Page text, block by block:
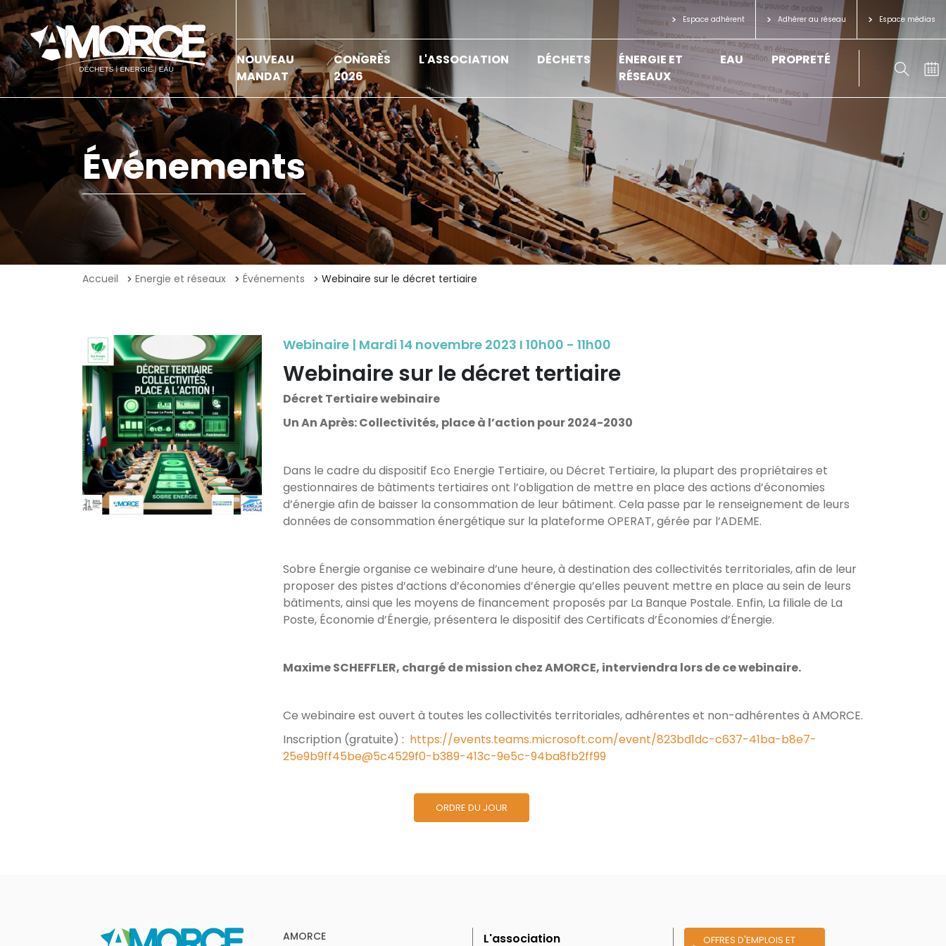
Espace adhérent Adhérer au réseau Espace médias
NOUVEAU
MANDAT
CONGRÈS
2026
L'ASSOCIATION DÉCHETS
ÉNERGIE ET
RÉSEAUX
EAU PROPRETÉ
Événements
Accueil Energie et réseaux Événements Webinaire sur le décret tertiaire
Webinaire | Mardi 14 novembre 2023 I 10h00 - 11h00
Webinaire sur le décret tertiaire
Décret Tertiaire webinaire
Un An Après: Collectivités, place à l’action pour 2024-2030
Dans le cadre du dispositif Eco Energie Tertiaire, ou Décret Tertiaire, la plupart des propriétaires et
gestionnaires de bâtiments tertiaires ont l’obligation de mettre en place des actions d’économies
d’énergie afin de baisser la consommation de leur bâtiment. Cela passe par le renseignement de leurs
données de consommation énergétique sur la plateforme OPERAT, gérée par l’ADEME.
Sobre Énergie organise ce webinaire d’une heure, à destination des collectivités territoriales, afin de leur
proposer des pistes d’actions d’économies d’énergie qu’elles peuvent mettre en place au sein de leurs
bâtiments, ainsi que les moyens de financement proposés par La Banque Postale. Enfin, La filiale de La
Poste, Économie d’Énergie, présentera le dispositif des Certificats d’Économies d’Énergie.
Maxime SCHEFFLER, chargé de mission chez AMORCE, interviendra lors de ce webinaire.
Ce webinaire est ouvert à toutes les collectivités territoriales, adhérentes et non-adhérentes à AMORCE.
Inscription (gratuite) : https://events.teams.microsoft.com/event/823bd1dc-c637-41ba-b8e7-
25e9b9ff45be@5c4529f0-b389-413c-9e5c-94ba8fb2ff99
ORDRE DU JOUR
AMORCE L'association OFFRES D'EMPLOIS ET